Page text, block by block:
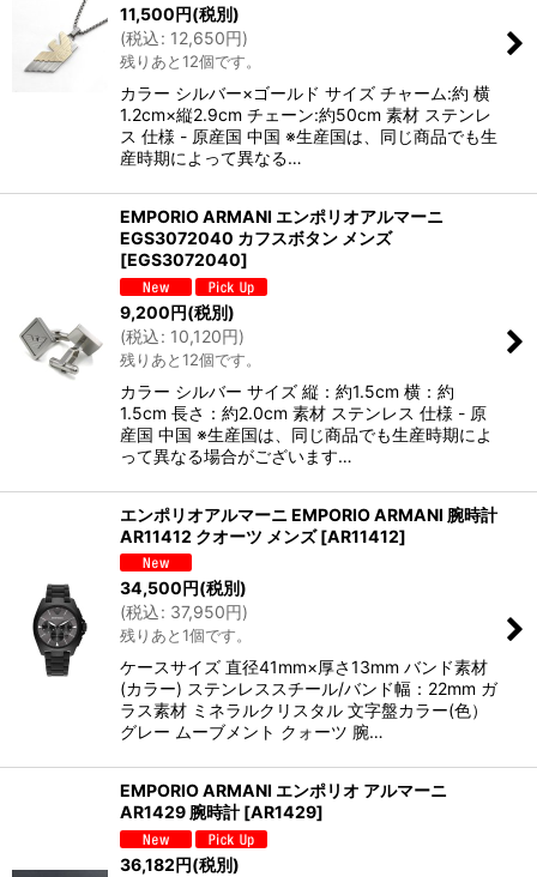
11,500円(税別)
(税込: 12,650円)
残りあと12個です。
カラー シルバー×ゴールド サイズ チャーム:約 横
1.2cm×縦2.9cm チェーン:約50cm 素材 ステンレ
ス 仕様 - 原産国 中国 ※生産国は、同じ商品でも生
産時期によって異なる…
EMPORIO ARMANI エンポリオアルマーニ
EGS3072040 カフスボタン メンズ
[EGS3072040]
9,200円(税別)
(税込: 10,120円)
残りあと12個です。
カラー シルバー サイズ 縦：約1.5cm 横：約
1.5cm 長さ：約2.0cm 素材 ステンレス 仕様 - 原
産国 中国 ※生産国は、同じ商品でも生産時期によ
って異なる場合がございます…
エンポリオアルマーニ EMPORIO ARMANI 腕時計
AR11412 クオーツ メンズ [AR11412]
34,500円(税別)
(税込: 37,950円)
残りあと1個です。
ケースサイズ 直径41mm×厚さ13mm バンド素材
(カラー) ステンレススチール/バンド幅：22mm ガ
ラス素材 ミネラルクリスタル 文字盤カラー(色）
グレー ムーブメント クォーツ 腕…
EMPORIO ARMANI エンポリオ アルマーニ
AR1429 腕時計 [AR1429]
36,182円(税別)